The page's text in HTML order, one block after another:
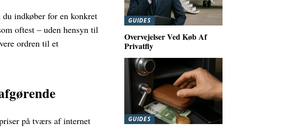
indkøber for en konkret
oftest – uden hensyn til
ordren til et
på tværs af internet
GUIDES
Overvejelser Ved Køb Af
Privatfly
GUIDES